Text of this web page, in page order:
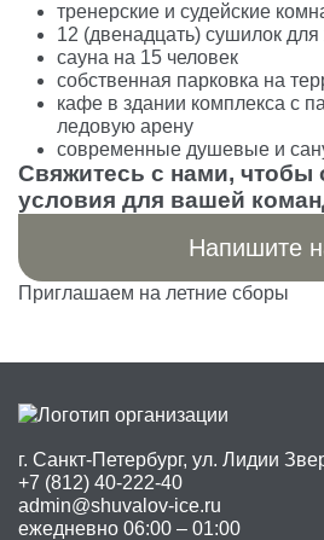
Приглашаем на летние сборы
тренерские и судейские
12 (двенадцать) сушилок
сауна на 15 человек
собственная парковка на
кафе в здании комплекса с
ледовую арену
современные душевые и
Свяжитесь с нами, чтобы
условия для вашей
Напишите
г. Санкт-Петербург, ул. Лидии
+7 (812) 40-222-40
admin@shuvalov-ice.ru
ежедневно 06:00 – 01:00